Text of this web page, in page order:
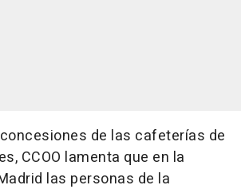
de las cafeterías de
CCOO lamenta que en la
las personas de la